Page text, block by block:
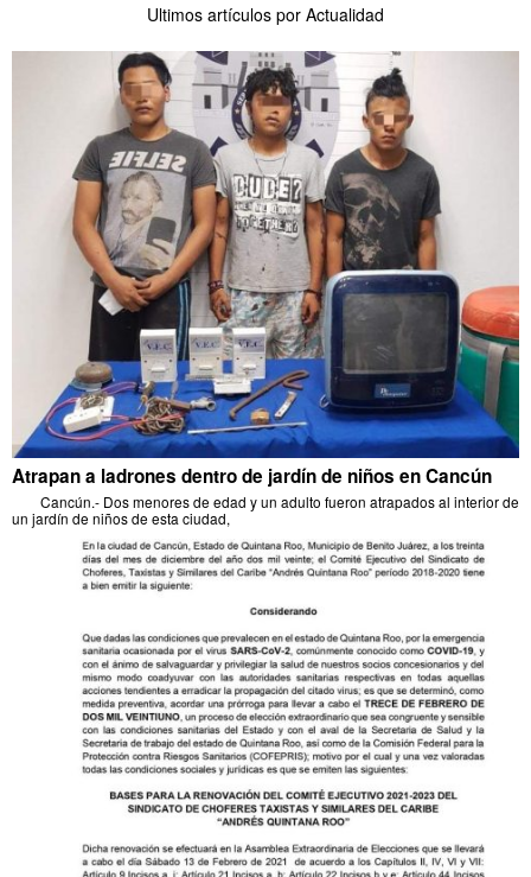
Ultimos artículos por Actualidad
Atrapan a ladrones dentro de jardín de niños en Cancún
Cancún.- Dos menores de edad y un adulto fueron atrapados al interior de
un jardín de niños de esta ciudad,